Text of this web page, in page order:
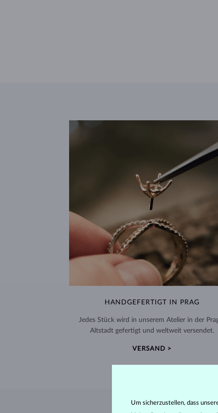
HANDGEFERTIGT IN PRAG
Jedes Stück wird in unserem Atelier in der
Altstadt gefertigt und weltweit versendet.
VERSAND >
Um sicherzustellen, dass